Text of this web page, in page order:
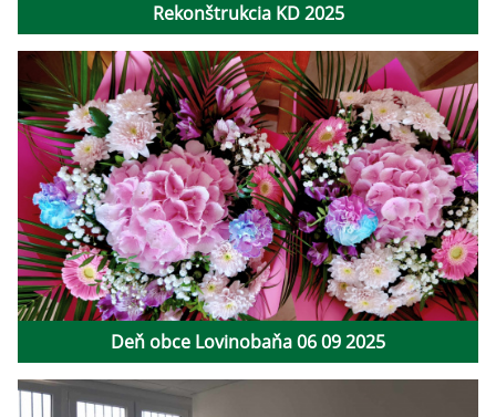
Rekonštrukcia KD 2025
Deň obce Lovinobaňa 06 09 2025